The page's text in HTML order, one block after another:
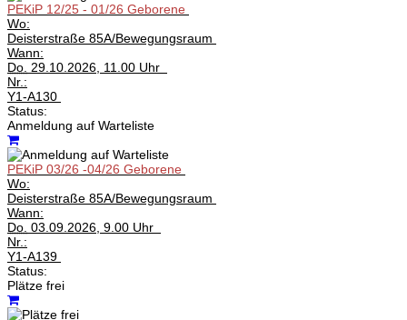
PEKiP 12/25 - 01/26 Geborene
Wo:
Deisterstraße 85A/Bewegungsraum
Wann:
Do. 29.10.2026, 11.00 Uhr
Nr.:
Y1-A130
Status:
Anmeldung auf Warteliste
PEKiP 03/26 -04/26 Geborene
Wo:
Deisterstraße 85A/Bewegungsraum
Wann:
Do. 03.09.2026, 9.00 Uhr
Nr.:
Y1-A139
Status:
Plätze frei